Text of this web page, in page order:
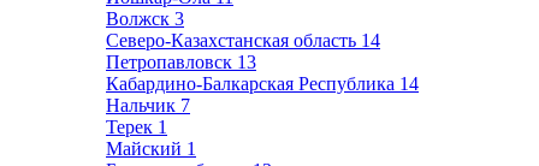
Волжск 3
Северо-Казахстанская область 14
Петропавловск 13
Кабардино-Балкарская Республика 14
Нальчик 7
Терек 1
Майский 1